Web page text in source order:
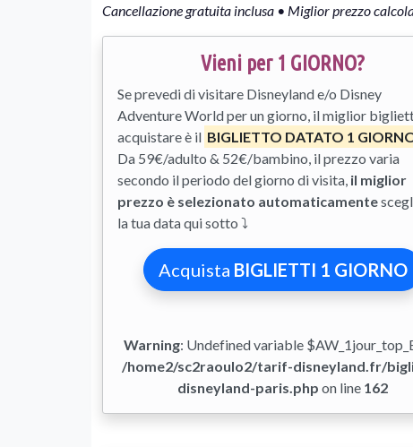
Cancellazione gratuita inclusa • Miglior prezzo
Vieni per 1 GIORNO?
Se prevedi di visitare Disneyland e/o Disney
Adventure World per un giorno, il miglior
acquistare è il BIGLIETTO DATATO 1
Da 59€/adulto & 52€/bambino, il prezzo varia
secondo il periodo del giorno di visita, il miglior
prezzo è selezionato automaticamente
la tua data qui sotto ⤵
Acquista BIGLIETTI 1 GIORNO
Warning: Undefined variable
/home2/sc2raoulo2/tarif-disneyland.fr/
disneyland-paris.php on line 162